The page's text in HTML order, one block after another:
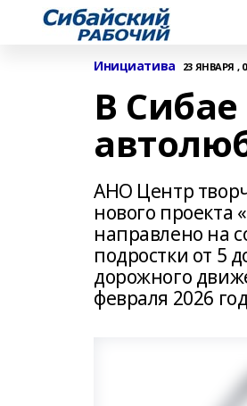
Инициатива 23 ЯНВАРЯ ,
В
АНО Центр
нового проекта
направлено на
подростки от 5
дорожного
февраля 2026